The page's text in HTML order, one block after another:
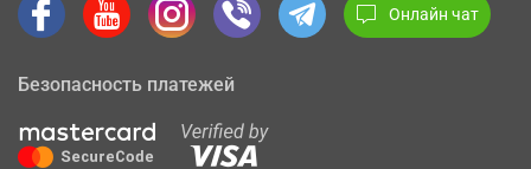
Онлайн чат
Безопасность платежей